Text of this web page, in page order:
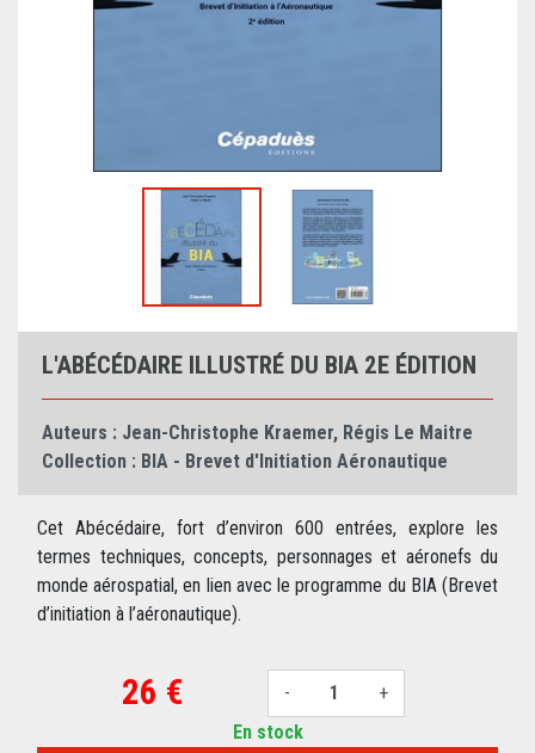
L'ABÉCÉDAIRE ILLUSTRÉ DU BIA 2E ÉDITION
Auteurs : Jean-Christophe Kraemer, Régis Le Maitre
Collection : BIA - Brevet d'Initiation Aéronautique
Cet Abécédaire, fort d’environ 600 entrées, explore les
termes techniques, concepts, personnages et aéronefs du
monde aérospatial, en lien avec le programme du BIA (Brevet
d’initiation à l’aéronautique).
26 € - +
En stock